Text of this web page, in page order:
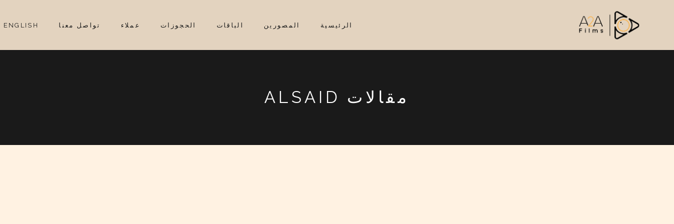
الرئيسية المصورين الباقات الحجوزات عملاء تواصل معنا ENGLISH
مقالات ALSAID